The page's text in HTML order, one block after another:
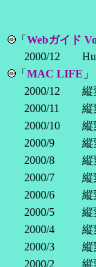
「 Webガイド
2000/12
「 MAC LIFE 」
2000/12
縦
2000/11
縦
2000/10
縦
2000/9
縦
2000/8
縦
2000/7
縦
2000/6
縦
2000/5
縦
2000/4
縦
2000/3
縦
2000/2
縦